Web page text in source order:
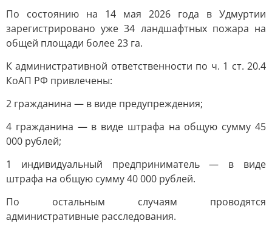
По состоянию на 14 мая 2026 года в Удмуртии
зарегистрировано уже 34 ландшафтных пожара на
общей площади более 23 га.
К административной ответственности по ч. 1 ст. 20.4
КоАП РФ привлечены:
2 гражданина — в виде предупреждения;
4 гражданина — в виде штрафа на общую сумму 45
000 рублей;
1 индивидуальный предприниматель — в виде
штрафа на общую сумму 40 000 рублей.
По остальным случаям проводятся
административные расследования.